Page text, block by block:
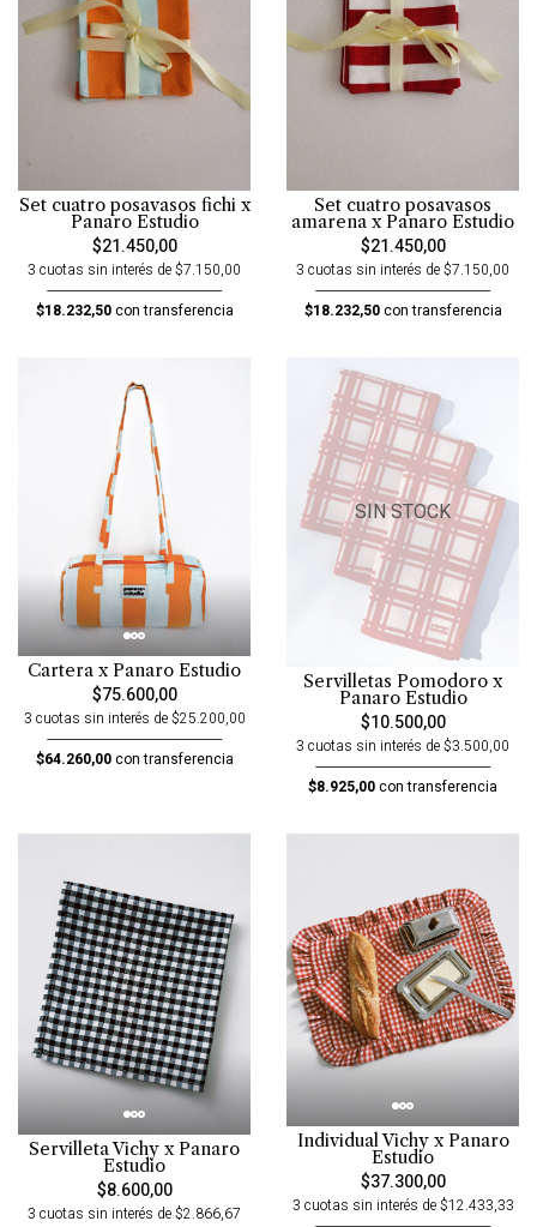
Set cuatro posavasos fichi x
Panaro Estudio
$21.450,00
3 cuotas sin interés de $7.150,00
$18.232,50con transferencia
Set cuatro posavasos
amarena x Panaro Estudio
$21.450,00
3 cuotas sin interés de $7.150,00
$18.232,50con transferencia
Cartera x Panaro Estudio
$75.600,00
3 cuotas sin interés de $25.200,00
$64.260,00con transferencia
SIN STOCK
Servilletas Pomodoro x
Panaro Estudio
$10.500,00
3 cuotas sin interés de $3.500,00
$8.925,00con transferencia
Servilleta Vichy x Panaro
Estudio
$8.600,00
3 cuotas sin interés de $2.866,67
Individual Vichy x Panaro
Estudio
$37.300,00
3 cuotas sin interés de $12.433,33